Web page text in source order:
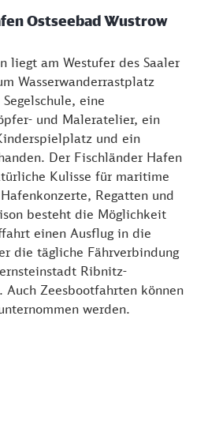
Ostseebad Wustrow
liegt am Westufer des Saaler
Wasserwanderrastplatz
eine
und Maleratelier, ein
und ein
Der Fischländer Hafen
Kulisse für maritime
Regatten und
besteht die Möglichkeit
einen Ausflug in die
die tägliche Fährverbindung
Ribnitz-
Auch Zeesbootfahrten können
werden.